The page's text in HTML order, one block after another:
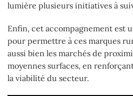
lumière plusieurs initiatives à
Enfin, cet accompagnement est
pour permettre à ces marques
aussi bien les marchés de
moyennes surfaces, en
la viabilité du secteur.